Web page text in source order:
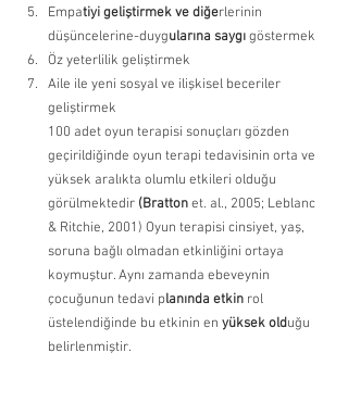
Empatiyi geliştirmek ve diğerlerinin
düşüncelerine-duygularına saygı göstermek
Öz yeterlilik geliştirmek
Aile ile yeni sosyal ve ilişkisel beceriler
geliştirmek
100 adet oyun terapisi sonuçları gözden
geçirildiğinde oyun terapi tedavisinin orta ve
yüksek aralıkta olumlu etkileri olduğu
görülmektedir (Bratton et. al., 2005; Leblanc
& Ritchie, 2001) Oyun terapisi cinsiyet, yaş,
soruna bağlı olmadan etkinliğini ortaya
koymuştur. Aynı zamanda ebeveynin
çocuğunun tedavi planında etkin rol
üstelendiğinde bu etkinin en yüksek olduğu
belirlenmiştir.